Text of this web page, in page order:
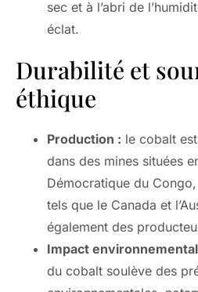
sec et à l’abri de
éclat.
Durabilité et
éthique
Production : le cobalt
dans des mines situées
Démocratique du Congo,
tels que le Canada et
également des
Impact
du cobalt soulève des